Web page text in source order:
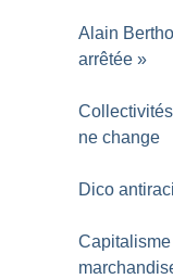
Alain
arrêtée »
ne change
Dico
Capitalisme